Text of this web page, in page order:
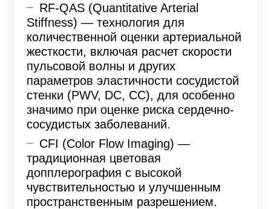
RF-QAS (Quantitative Arterial
Stiffness) — технология для
количественной оценки артериальной
жесткости, включая расчет скорости
пульсовой волны и других
параметров эластичности сосудистой
стенки (PWV, DC, CC), для особенно
значимо при оценке риска сердечно-
сосудистых заболеваний.
CFI (Color Flow Imaging) —
традиционная цветовая
допплерография с высокой
чувствительностью и улучшенным
пространственным разрешением.